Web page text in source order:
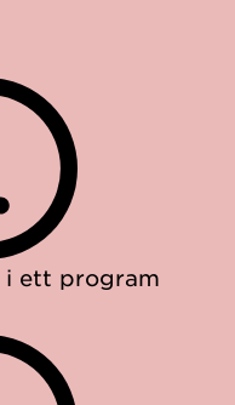
i ett program